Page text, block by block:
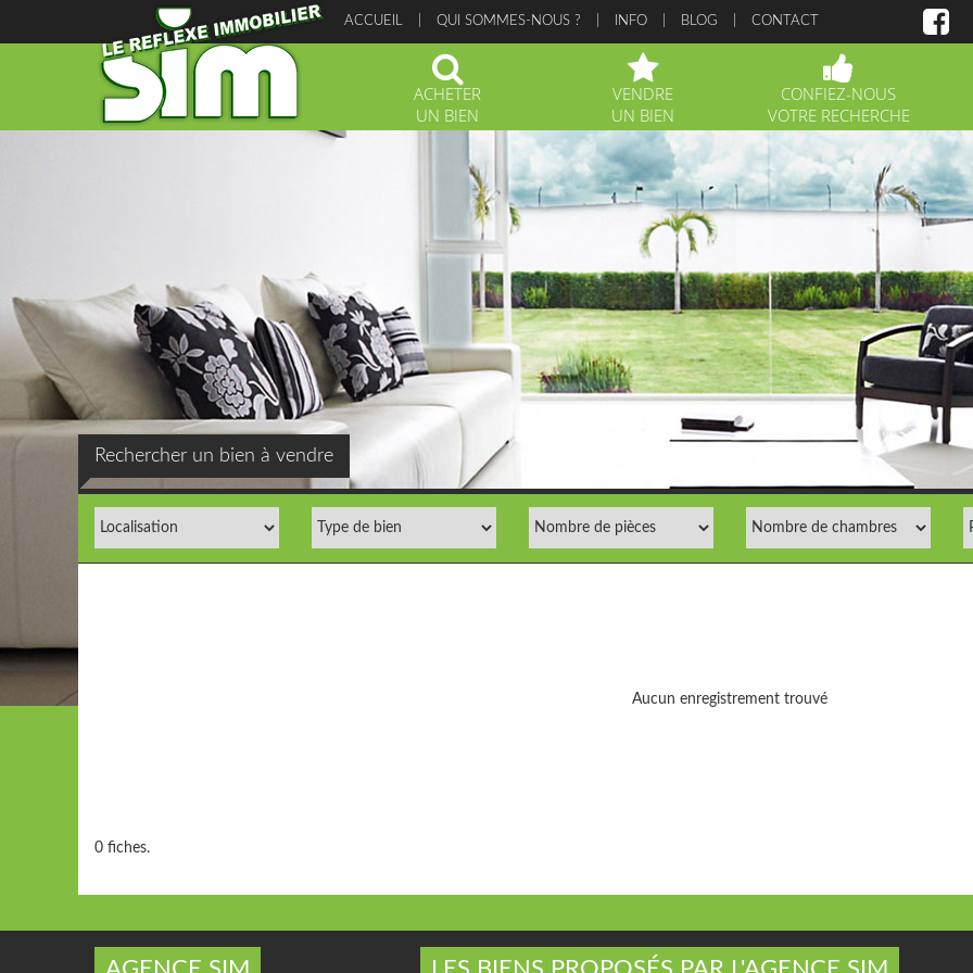
ACCUEIL QUI SOMMES-NOUS ? INFO BLOG CONTACT
ACHETER
UN BIEN
VENDRE
UN BIEN
CONFIEZ-NOUS
VOTRE RECHERCHE
Rechercher un bien à vendre
Aucun enregistrement trouvé
0 fiches.